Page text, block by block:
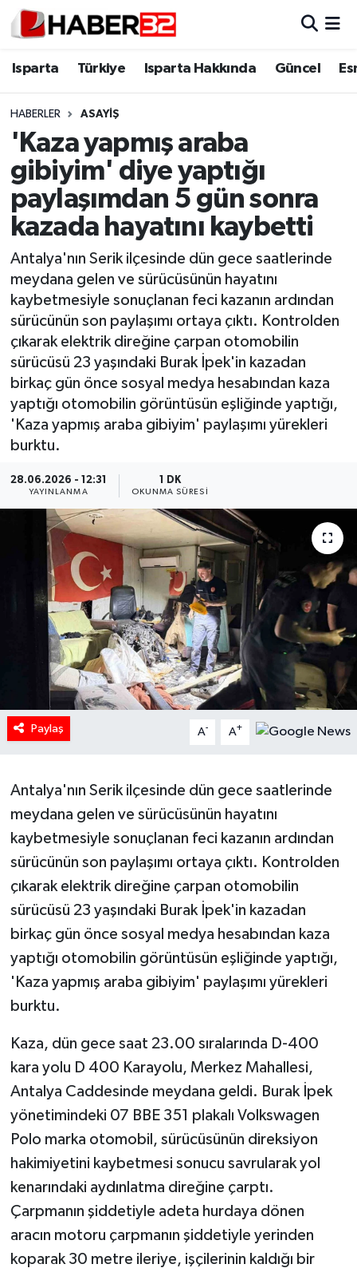
Isparta Türkiye Isparta Hakkında Güncel
HABERLER ASAYİŞ
'Kaza yapmış araba
gibiyim' diye yaptığı
paylaşımdan 5 gün sonra
kazada hayatını kaybetti
Antalya'nın Serik ilçesinde dün gece saatlerinde
meydana gelen ve sürücüsünün hayatını
kaybetmesiyle sonuçlanan feci kazanın ardından
sürücünün son paylaşımı ortaya çıktı. Kontrolden
çıkarak elektrik direğine çarpan otomobilin
sürücüsü 23 yaşındaki Burak İpek'in kazadan
birkaç gün önce sosyal medya hesabından kaza
yaptığı otomobilin görüntüsün eşliğinde yaptığı,
'Kaza yapmış araba gibiyim' paylaşımı yürekleri
burktu.
28.06.2026 - 12:31
YAYINLANMA
1 DK
OKUNMA SÜRESI
Paylaş A- A+
Antalya'nın Serik ilçesinde dün gece saatlerinde
meydana gelen ve sürücüsünün hayatını
kaybetmesiyle sonuçlanan feci kazanın ardından
sürücünün son paylaşımı ortaya çıktı. Kontrolden
çıkarak elektrik direğine çarpan otomobilin
sürücüsü 23 yaşındaki Burak İpek'in kazadan
birkaç gün önce sosyal medya hesabından kaza
yaptığı otomobilin görüntüsün eşliğinde yaptığı,
'Kaza yapmış araba gibiyim' paylaşımı yürekleri
burktu.
Kaza, dün gece saat 23.00 sıralarında D-400
kara yolu D 400 Karayolu, Merkez Mahallesi,
Antalya Caddesinde meydana geldi. Burak İpek
yönetimindeki 07 BBE 351 plakalı Volkswagen
Polo marka otomobil, sürücüsünün direksiyon
hakimiyetini kaybetmesi sonucu savrularak yol
kenarındaki aydınlatma direğine çarptı.
Çarpmanın şiddetiyle adeta hurdaya dönen
aracın motoru çarpmanın şiddetiyle yerinden
koparak 30 metre ileriye, işçilerinin kaldığı bir
Isparta
Esnaf Diyor ki;
ASAYİŞ
BİLİM VE TEKNOLOJİ
EĞİTİM
GENEL
Güncel
HABERDE İNSAN
İlginç
MAGAZİN
Oyun
POLİTİKA
RESMİ İLANLAR
SAĞLIK
Spor
Teknoloji
Türkiye
İletişim
Künye
Isparta Nöbetçi Eczaneler
Isparta Trafik Yoğunluk Haritası
Süper Lig Puan Durumu ve Fikstür
Tüm Manşetler
Son Dakika Haberleri
Haber Arşivi